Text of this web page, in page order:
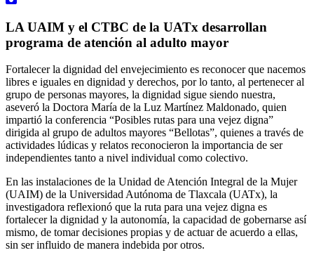
LA UAIM y el CTBC de la UATx desarrollan
programa de atención al adulto mayor
Fortalecer la dignidad del envejecimiento es reconocer que nacemos
libres e iguales en dignidad y derechos, por lo tanto, al pertenecer al
grupo de personas mayores, la dignidad sigue siendo nuestra,
aseveró la Doctora María de la Luz Martínez Maldonado, quien
impartió la conferencia “Posibles rutas para una vejez digna”
dirigida al grupo de adultos mayores “Bellotas”, quienes a través de
actividades lúdicas y relatos reconocieron la importancia de ser
independientes tanto a nivel individual como colectivo.
En las instalaciones de la Unidad de Atención Integral de la Mujer
(UAIM) de la Universidad Autónoma de Tlaxcala (UATx), la
investigadora reflexionó que la ruta para una vejez digna es
fortalecer la dignidad y la autonomía, la capacidad de gobernarse así
mismo, de tomar decisiones propias y de actuar de acuerdo a ellas,
sin ser influido de manera indebida por otros.